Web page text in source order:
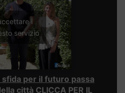
i
servizio
sfida per il futuro passa
città CLICCA PER IL